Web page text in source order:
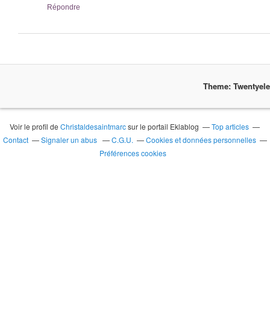
Répondre
Theme:
Voir le profil deChristaldesaintmarcsur le portail Eklablog
Top articles
Contact
Signaler un abus C.G.U.
Cookies et données personnelles
Préférences cookies